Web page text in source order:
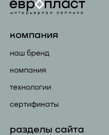
компания
наш бренд
компания
технологии
сертификаты
разделы сайта